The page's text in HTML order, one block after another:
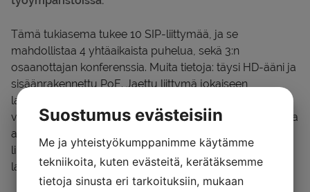
Tämä tukiasema tukee 10 SIP-liittymää, ja se
mahdollistaa 4 yhtäaikaista puhelua, sekä 3:n
osaanottajan konferenssia. Muita tietoja: täysi HD-ääni ja
sisäänrakennettu PoE. Jaettu liittymä jokaiseen
langattomaan luuriin mahdollistaa puheluun
vastaamiseen paikasta riippumatta. DP750 tukee erilaisia
autoprovisiointeja ja TLS/SRTP/HTTPS salauksia. Kun
liitetään yhteen DP720:n kanssa saadaan hyvin toimiva
langaton puhelinkokonaisuus
Suostumus evästeisiin
Me ja yhteistyökumppanimme käytämme
tekniikoita, kuten evästeitä, kerätäksemme
tietoja sinusta eri tarkoituksiin, mukaan